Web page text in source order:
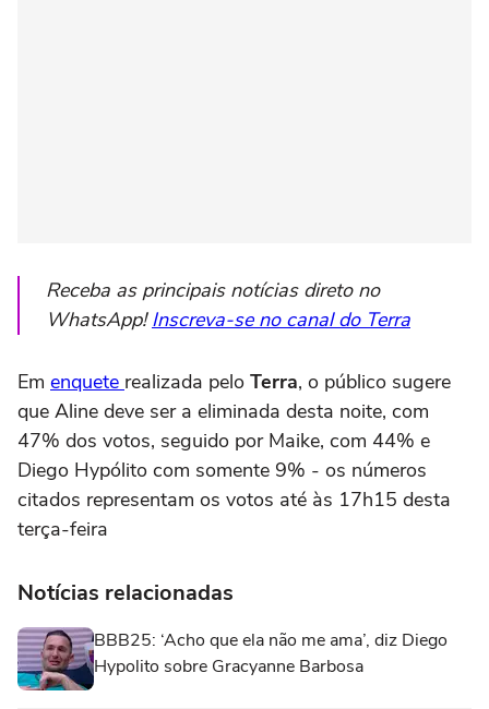
Receba as principais notícias direto no
WhatsApp!Inscreva-se no canal do Terra
Em enquete realizada pelo Terra, o público sugere
que Aline deve ser a eliminada desta noite, com
47% dos votos, seguido por Maike, com 44% e
Diego Hypólito com somente 9% - os números
citados representam os votos até às 17h15 desta
terça-feira
Notícias relacionadas
BBB25: ‘Acho que ela não me ama’, diz Diego
Hypolito sobre Gracyanne Barbosa